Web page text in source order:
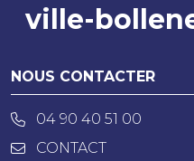
ville-
NOUS CONTACTER
04 90 40 51 00
CONTACT